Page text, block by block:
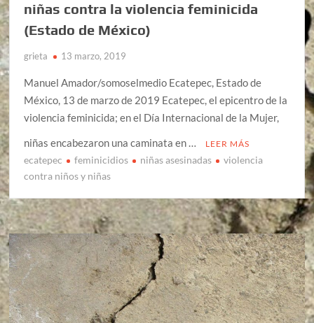
niñas contra la violencia feminicida
(Estado de México)
grieta 13 marzo, 2019
Manuel Amador/somoselmedio Ecatepec, Estado de
México, 13 de marzo de 2019 Ecatepec, el epicentro de la
violencia feminicida; en el Día Internacional de la Mujer,
niñas encabezaron una caminata en …
LEER MÁS
ecatepec feminicidios niñas asesinadas
violencia
contra niños y niñas